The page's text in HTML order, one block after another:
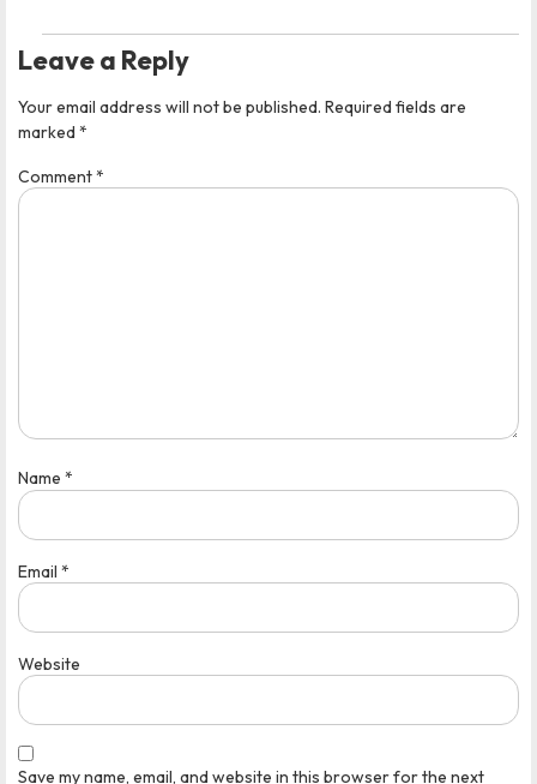
Leave a Reply
Your email address will not be published. Required fields are
marked *
Comment*
Name *
Email *
Website
Save my name, email, and website in this browser for the next